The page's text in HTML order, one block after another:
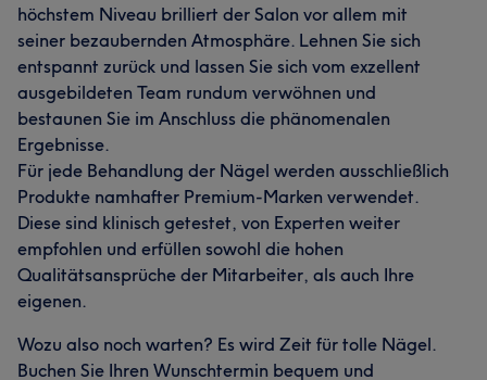
höchstem Niveau brilliert der Salon vor allem mit
seiner bezaubernden Atmosphäre. Lehnen Sie sich
entspannt zurück und lassen Sie sich vom exzellent
ausgebildeten Team rundum verwöhnen und
bestaunen Sie im Anschluss die phänomenalen
Ergebnisse.
Für jede Behandlung der Nägel werden ausschließlich
Produkte namhafter Premium-Marken verwendet.
Diese sind klinisch getestet, von Experten weiter
empfohlen und erfüllen sowohl die hohen
Qualitätsansprüche der Mitarbeiter, als auch Ihre
eigenen.
Wozu also noch warten? Es wird Zeit für tolle Nägel.
Buchen Sie Ihren Wunschtermin bequem und